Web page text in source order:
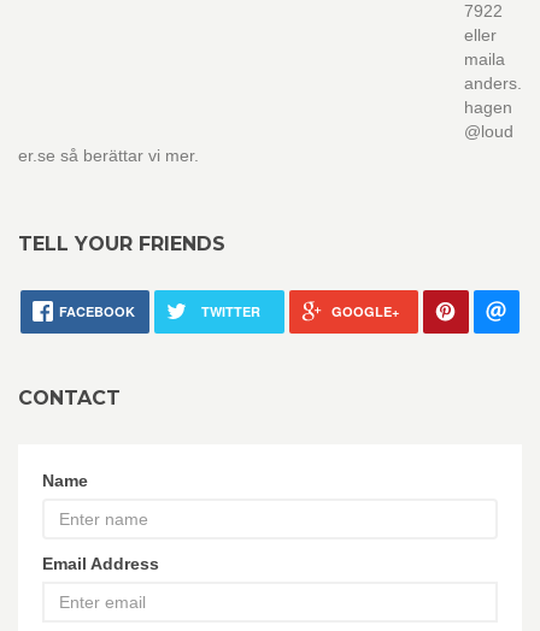
7922
eller
maila
anders.
hagen
@loud
er.se så berättar vi mer.
TELL YOUR FRIENDS
FACEBOOK TWITTER GOOGLE+
CONTACT
Name
Email Address